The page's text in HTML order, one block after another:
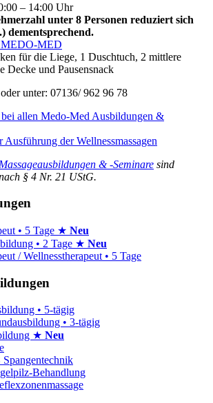
– 14:00 Uhr
unter 8 Personen reduziert sich
dementsprechend.
MEDO-MED
für die Liege, 1 Duschtuch, 2 mittlere
Decke und Pausensnack
oder unter: 07136/ 962 96 78
allen Medo-Med Ausbildungen &
der Wellnessmassagen
Massageausbildungen & -Seminare sind
§ 4 Nr. 21 UStG.
• 5 Tage ★ Neu
• 2 Tage ★ Neu
/ Wellnesstherapeut • 5 Tage
• 5-tägig
• 3-tägig
★ Neu
Behandlung